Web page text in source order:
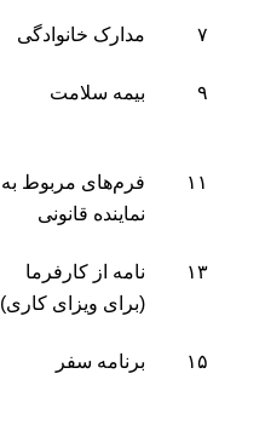
۷ مدارک خانوادگی
۹ بیمه سلامت
۱۱
فرم‌های مربوط به
نماینده قانونی
۱۳
نامه از کارفرما
(برای ویزای کاری)
۱۵ برنامه سفر